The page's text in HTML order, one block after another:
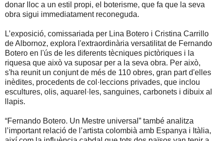
donar lloc a un estil propi, el boterisme, que fa que la seva
obra sigui immediatament reconeguda.
L’exposició, comissariada per Lina Botero i Cristina Carrillo
de Albornoz, explora l'extraordinària versatilitat de Fernando
Botero en l'ús de les diferents tècniques pictòriques i la
riquesa que això va suposar per a la seva obra. Per això,
s'ha reunit un conjunt de més de 110 obres, gran part d'elles
inèdites, procedents de col·leccions privades, que inclou
escultures, olis, aquarel·les, sanguines, carbonets i dibuix al
llapis.
“Fernando Botero. Un Mestre universal” també analitza
l’important relació de l’artista colombià amb Espanya i Itàlia,